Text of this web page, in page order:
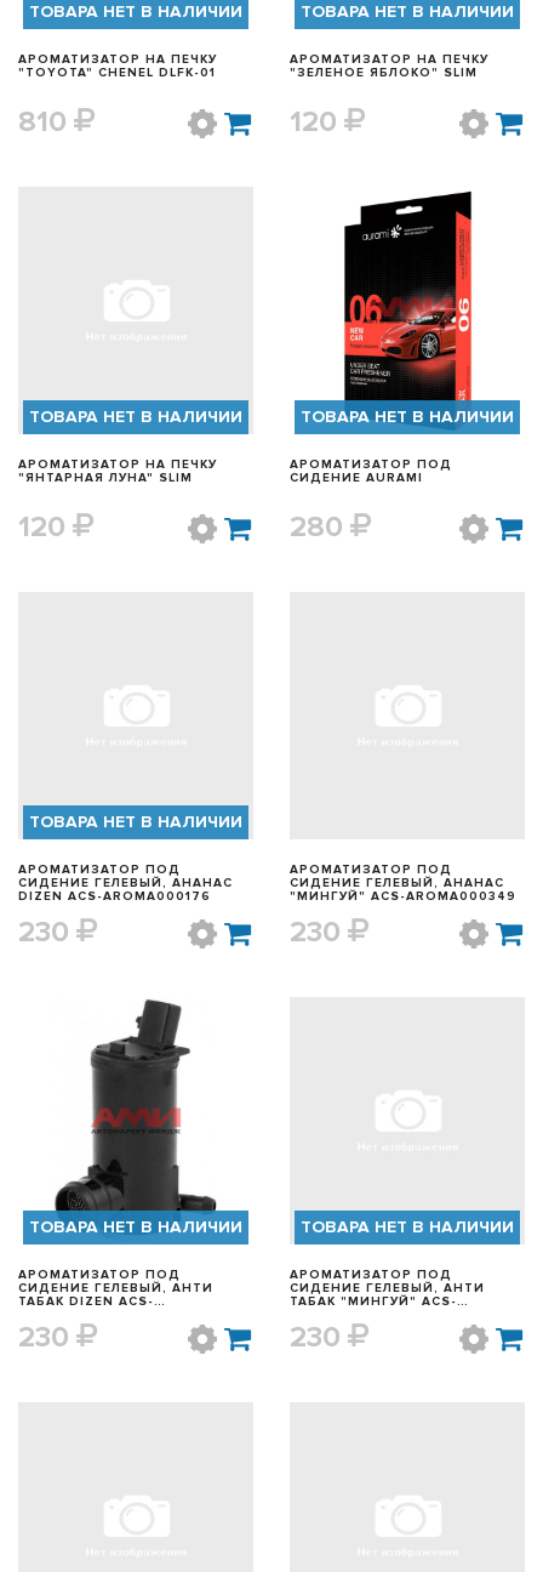
ТОВАРА НЕТ В НАЛИЧИИ
АРОМАТИЗАТОР НА ПЕЧКУ
"TOYOTA" CHENEL DLFK-01
810
ТОВАРА НЕТ В НАЛИЧИИ
АРОМАТИЗАТОР НА ПЕЧКУ
"ЗЕЛЕНОЕ ЯБЛОКО" SLIM
120
ТОВАРА НЕТ В НАЛИЧИИ
АРОМАТИЗАТОР НА ПЕЧКУ
"ЯНТАРНАЯ ЛУНА" SLIM
120
БЫСТРЫЙ ПРОСМОТР
ТОВАРА НЕТ В НАЛИЧИИ
АРОМАТИЗАТОР ПОД
СИДЕНИЕ AURAMI
280
ТОВАРА НЕТ В НАЛИЧИИ
АРОМАТИЗАТОР ПОД
СИДЕНИЕ ГЕЛЕВЫЙ, АНАНАС
DIZEN ACS-AROMA000176
230
АРОМАТИЗАТОР ПОД
СИДЕНИЕ ГЕЛЕВЫЙ, АНАНАС
"МИНГУЙ" ACS-AROMA000349
230
БЫСТРЫЙ ПРОСМОТР
ТОВАРА НЕТ В НАЛИЧИИ
АРОМАТИЗАТОР ПОД
СИДЕНИЕ ГЕЛЕВЫЙ, АНТИ
ТАБАК DIZEN ACS-
230
ТОВАРА НЕТ В НАЛИЧИИ
АРОМАТИЗАТОР ПОД
СИДЕНИЕ ГЕЛЕВЫЙ, АНТИ
ТАБАК "МИНГУЙ" ACS-
230